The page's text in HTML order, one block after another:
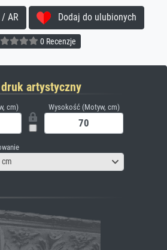
AR Dodaj do ulubionych
0 Recenzje
artystyczny
cm) Wysokość (Motyw, cm)
cm